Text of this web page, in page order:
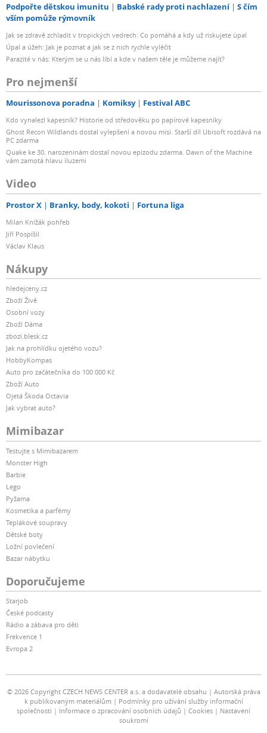
Podpořte dětskou imunitu Babské rady proti nachlazení
S čím
vším pomůže rýmovník
Jak se zdravě zchladit v tropických vedrech: Co pomáhá a kdy už riskujete úpal
Úpal a úžeh: Jak je poznat a jak se z nich rychle vyléčit
Parazité v nás: Kterým se u nás líbí a kde v našem těle je můžeme najít?
Pro nejmenší
Mourissonova poradna Komiksy Festival ABC
Kdo vynalezl kapesník? Historie od středověku po papírové kapesníky
Ghost Recon Wildlands dostal vylepšení a novou misi. Starší díl Ubisoft rozdává na
PC zdarma
Quake ke 30. narozeninám dostal novou epizodu zdarma. Dawn of the Machine
vám zamotá hlavu iluzemi
Video
Prostor X Branky, body, kokoti Fortuna liga
Milan Knížák pohřeb
Jiří Pospíšil
Václav Klaus
Nákupy
hledejceny.cz
Zboží Živě
Osobní vozy
Zboží Dáma
zbozi.blesk.cz
Jak na prohlídku ojetého vozu?
HobbyKompas
Auto pro začátečníka do 100 000 Kč
Zboží Auto
Ojetá Škoda Octavia
Jak vybrat auto?
Mimibazar
Testujte s Mimibazarem
Monster High
Barbie
Lego
Pyžama
Kosmetika a parfémy
Teplákové soupravy
Dětské boty
Ložní povlečení
Bazar nábytku
Doporučujeme
Starjob
České podcasty
Rádio a zábava pro děti
Frekvence 1
Evropa 2
© 2026 Copyright CZECH NEWS CENTER a.s. a dodavatelé obsahu
Autorská práva
k publikovaným materiálům
Podmínky pro užívání služby informační
společnosti
Informace o zpracování osobních údajů Cookies
Nastavení
soukromí